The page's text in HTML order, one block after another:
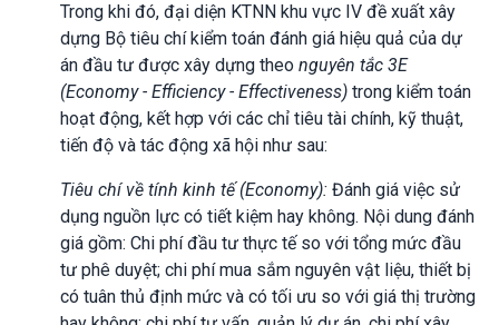
Trong khi đó, đại diện KTNN khu vực IV đề xuất xây
dựng Bộ tiêu chí kiểm toán đánh giá hiệu quả của dự
án đầu tư được xây dựng theo nguyên tắc 3E
(Economy - Efficiency - Effectiveness) trong kiểm toán
hoạt động, kết hợp với các chỉ tiêu tài chính, kỹ thuật,
tiến độ và tác động xã hội như sau:
Tiêu chí về tính kinh tế (Economy): Đánh giá việc sử
dụng nguồn lực có tiết kiệm hay không. Nội dung đánh
giá gồm: Chi phí đầu tư thực tế so với tổng mức đầu
tư phê duyệt; chi phí mua sắm nguyên vật liệu, thiết bị
có tuân thủ định mức và có tối ưu so với giá thị trường